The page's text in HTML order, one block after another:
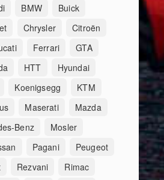
BMW
Buick
Chrysler
Citroën
Ferrari
GTA
HTT
Hyundai
Koenigsegg
KTM
Maserati
Mazda
Benz
Mosler
Pagani
Peugeot
Rezvani
Rimac